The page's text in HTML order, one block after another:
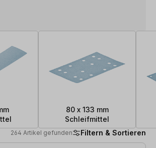
80 x 133 mm
Schleifmittel
264 Artikel gefunden Filtern & Sortieren